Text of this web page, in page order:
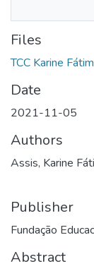
Files
TCC Karine
Date
2021-11-05
Authors
Assis, Karine
Publisher
Fundação
Abstract